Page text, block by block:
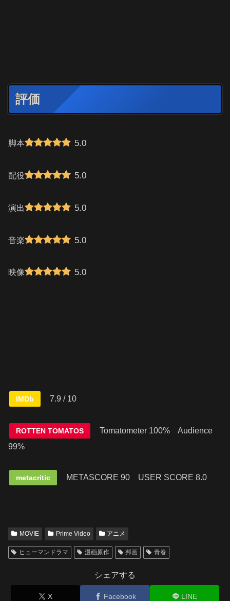
評価
脚本 5.0
配役 5.0
演出 5.0
音楽 5.0
映像 5.0
IMDb 7.9 / 10
ROTTEN TOMATOS
Tomatometer 100% Audience
99%
metacritic METASCORE 90 USER SCORE 8.0
MOVIE Prime Video アニメ
ヒューマンドラマ 漫画原作 邦画 青春
シェアする
X Facebook LINE